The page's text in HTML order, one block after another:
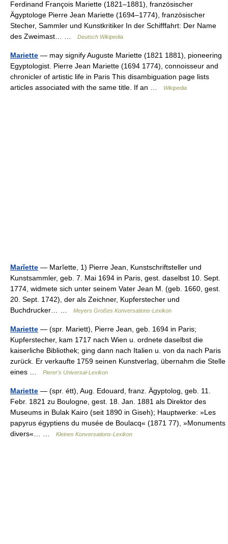
Ferdinand François Mariette (1821–1881), französischer
Ägyptologe Pierre Jean Mariette (1694–1774), französischer
Stecher, Sammler und Kunstkritiker In der Schifffahrt: Der Name
des Zweimast… …
Deutsch Wikipedia
Mariette — may signify Auguste Mariette (1821 1881), pioneering
Egyptologist. Pierre Jean Mariette (1694 1774), connoisseur and
chronicler of artistic life in Paris This disambiguation page lists
articles associated with the same title. If an …
Wikipedia
Marĭette — Marĭette, 1) Pierre Jean, Kunstschriftsteller und
Kunstsammler, geb. 7. Mai 1694 in Paris, gest. daselbst 10. Sept.
1774, widmete sich unter seinem Vater Jean M. (geb. 1660, gest.
20. Sept. 1742), der als Zeichner, Kupferstecher und
Buchdrucker… …
Meyers Großes Konversations-Lexikon
Mariette — (spr. Mariett), Pierre Jean, geb. 1694 in Paris;
Kupferstecher, kam 1717 nach Wien u. ordnete daselbst die
kaiserliche Bibliothek; ging dann nach Italien u. von da nach Paris
zurück. Er verkaufte 1759 seinen Kunstverlag, übernahm die Stelle
eines …
Pierer's Universal-Lexikon
Mariette — (spr. étt), Aug. Edouard, franz. Ägyptolog, geb. 11.
Febr. 1821 zu Boulogne, gest. 18. Jan. 1881 als Direktor des
Museums in Bulak Kairo (seit 1890 in Giseh); Hauptwerke: »Les
papyrus égyptiens du musée de Boulacq« (1871 77), »Monuments
divers«… …
Kleines Konversations-Lexikon